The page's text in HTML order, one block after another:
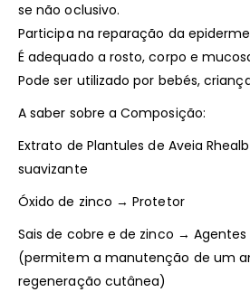
se não oclusivo.
Participa na reparação da
É adequado a rosto, corpo e
Pode ser utilizado por bebés,
A saber sobre a Composição:
Extrato de Plantules de Aveia
suavizante
Óxido de zinco → Protetor
Sais de cobre e de zinco →
(permitem a manutenção de um
regeneração cutânea)